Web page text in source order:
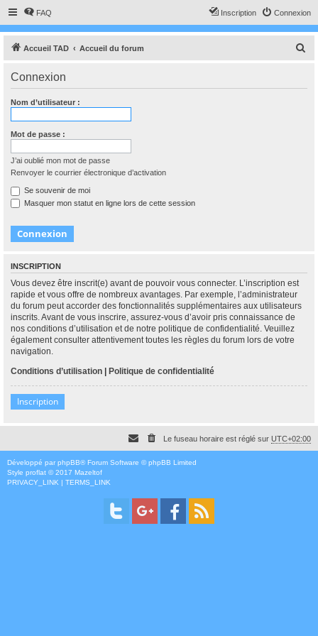
FAQ Connexion
Inscription
Accueil TAD Accueil du forum
Connexion
Nom d’utilisateur :
Mot de passe :
J’ai oublié mon mot de passe
Renvoyer le courrier électronique d’activation
Se souvenir de moi
Masquer mon statut en ligne lors de cette session
INSCRIPTION
Vous devez être inscrit(e) avant de pouvoir vous connecter. L’inscription est
rapide et vous offre de nombreux avantages. Par exemple, l’administrateur
du forum peut accorder des fonctionnalités supplémentaires aux utilisateurs
inscrits. Avant de vous inscrire, assurez-vous d’avoir pris connaissance de
nos conditions d’utilisation et de notre politique de confidentialité. Veuillez
également consulter attentivement toutes les règles du forum lors de votre
navigation.
Conditions d’utilisation | Politique de confidentialité
Inscription
Le fuseau horaire est réglé sur UTC+02:00
Développé par phpBB® Forum Software © phpBB Limited
Style proflat © 2017 Mazeltof
PRIVACY_LINK | TERMS_LINK